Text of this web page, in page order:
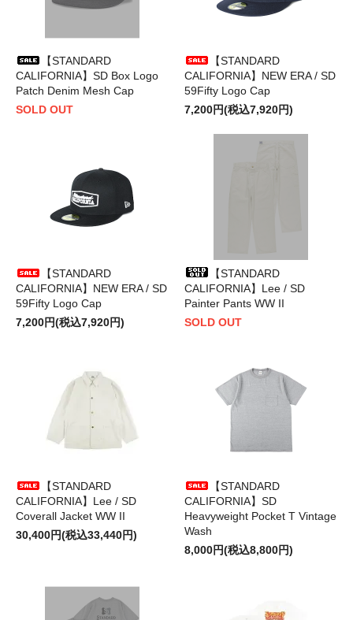
【STANDARD
CALIFORNIA】SD Box Logo
Patch Denim Mesh Cap
SOLD OUT
【STANDARD
CALIFORNIA】NEW ERA / SD
59Fifty Logo Cap
7,200円(税込7,920円)
【STANDARD
CALIFORNIA】NEW ERA / SD
59Fifty Logo Cap
7,200円(税込7,920円)
【STANDARD
CALIFORNIA】Lee / SD
Painter Pants WW II
SOLD OUT
【STANDARD
CALIFORNIA】Lee / SD
Coverall Jacket WW II
30,400円(税込33,440円)
【STANDARD
CALIFORNIA】SD
Heavyweight Pocket T Vintage
Wash
8,000円(税込8,800円)